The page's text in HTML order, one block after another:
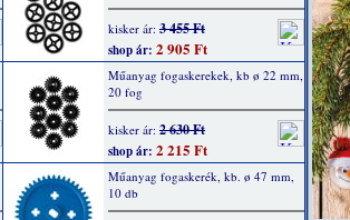
kisker ár: 3 455 Ft
shop ár: 2 905 Ft
Műanyag fogaskerekek, kb ø 22 mm,
20 fog
kisker ár: 2 630 Ft
shop ár: 2 215 Ft
Műanyag fogaskerék, kb. ø 47 mm,
10 db